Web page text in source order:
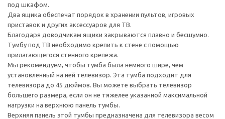
под шкафом.
Два ящика обеспечат порядок в хранении пультов, игровых
приставок и других аксессуаров для ТВ.
Благодаря доводчикам ящики закрываются плавно и бесшумно.
Тумбу под ТВ необходимо крепить к стене с помощью
прилагающегося стенного крепежа.
Мы рекомендуем, чтобы тумба была немного шире, чем
установленный на ней телевизор. Эта тумба подходит для
телевизора до 45 дюймов. Вы можете выбрать телевизор
большего размера, если он не тяжелее указанной максимальной
нагрузки на верхнюю панель тумбы.
Верхняя панель этой тумбы предназначена для телевизора весом